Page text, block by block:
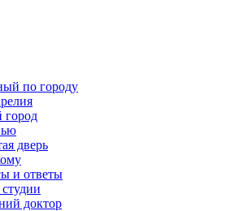
по городу
город
дверь
и ответы
доктор